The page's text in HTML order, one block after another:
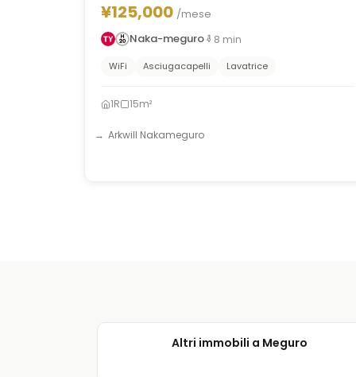
¥125,000 /mese
Naka-meguro
8 min
WiFi Asciugacapelli Lavatrice
1R 15m²
Arkwill Nakameguro
Altri immobili a Meguro